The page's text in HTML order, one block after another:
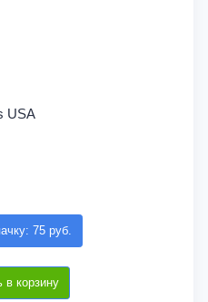
USA
75 руб.
в корзину